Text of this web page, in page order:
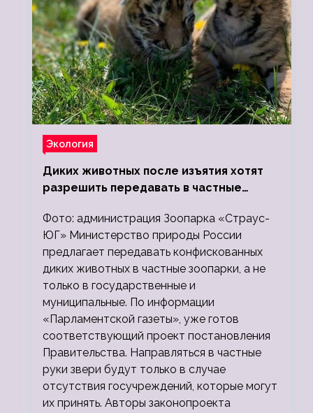
Экология
Диких животных после изъятия хотят
разрешить передавать в частные
Фото: администрация Зоопарка «Страус-
ЮГ» Министерство природы России
предлагает передавать конфискованных
диких животных в частные зоопарки, а не
только в государственные и
муниципальные. По информации
«Парламентской газеты», уже готов
соответствующий проект постановления
Правительства. Направляться в частные
руки звери будут только в случае
отсутствия госучреждений, которые могут
их принять. Авторы законопроекта